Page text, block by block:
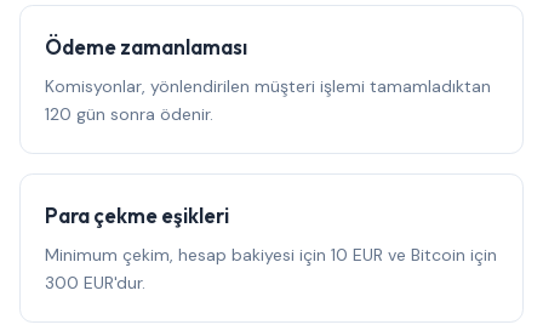
Ödeme zamanlaması
Komisyonlar, yönlendirilen müşteri işlemi tamamladıktan
120 gün sonra ödenir.
Para çekme eşikleri
Minimum çekim, hesap bakiyesi için 10 EUR ve Bitcoin için
300 EUR'dur.